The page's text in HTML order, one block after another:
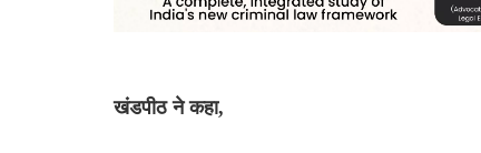
खंडपीठ ने कहा,